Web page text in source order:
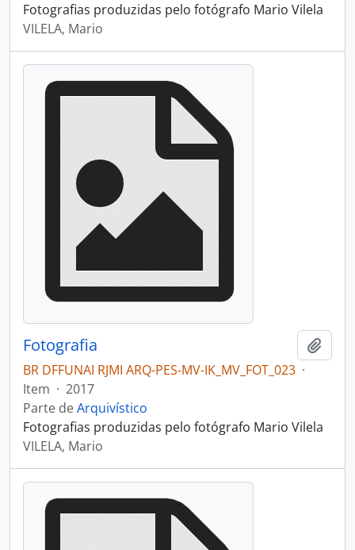
Fotografias produzidas pelo fotógrafo Mario Vilela
VILELA, Mario
Fotografia
BR DFFUNAI RJMI ARQ-PES-MV-IK_MV_FOT_023 ·
Item · 2017
Parte deArquivístico
Fotografias produzidas pelo fotógrafo Mario Vilela
VILELA, Mario